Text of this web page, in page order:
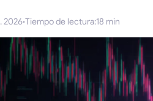
2026·Tiempo de lectura:18 min